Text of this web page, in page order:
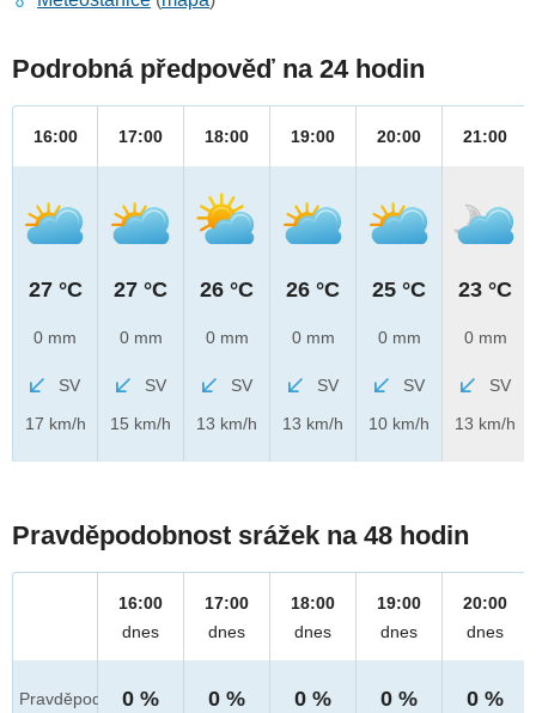
Podrobná předpověď na 24 hodin
16:00
27 °C
0 mm
SV
17 km/h
17:00
27 °C
0 mm
SV
15 km/h
18:00
26 °C
0 mm
SV
13 km/h
19:00
26 °C
0 mm
SV
13 km/h
20:00
25 °C
0 mm
SV
10 km/h
21:00
23 °C
0 mm
SV
13 km/h
Pravděpodobnost srážek na 48 hodin
Pravděpod.
16:00
dnes
0 %
17:00
dnes
0 %
18:00
dnes
0 %
19:00
dnes
0 %
20:00
dnes
0 %